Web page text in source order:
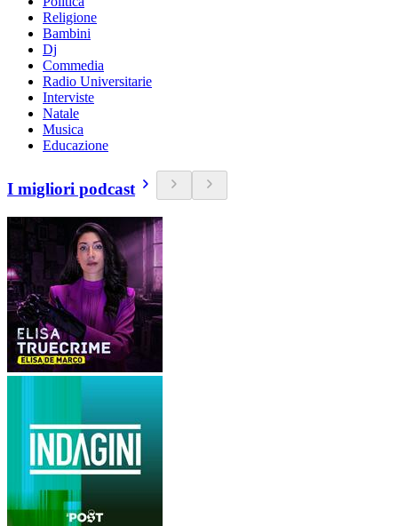
Religione
Bambini
Dj
Commedia
Radio Universitarie
Interviste
Natale
Musica
Educazione
I migliori podcast